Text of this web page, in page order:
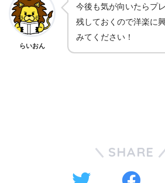
らいおん
今後も気が向いたらプ
残しておくので洋楽に
みてください！
SHARE